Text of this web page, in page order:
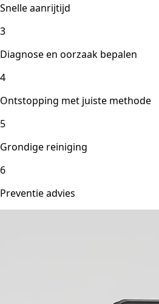
Snelle aanrijtijd
3
Diagnose en oorzaak bepalen
4
Ontstopping met juiste methode
5
Grondige reiniging
6
Preventie advies